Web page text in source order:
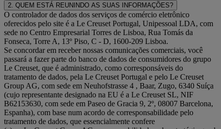
2. QUEM ESTÁ REUNINDO AS SUAS INFORMAÇÕES?
O controlador de dados dos serviços de comércio eletrônico
oferecidos pelo site é a Le Creuset Portugal, Unipessoal LDA, com
sede no Centro Empresarial Torres de Lisboa, Rua Tomás da
Fonseca, Torre A, 13º Piso, C - D, 1600-209 Lisboa.
Se concordar em receber nossas comunicações comerciais, você
passará a fazer parte do banco de dados de consumidores do grupo
Le Creuset, que é administrado, como corresponsáveis do
tratamento de dados, pela Le Creuset Portugal e pelo Le Creuset
Group AG, com sede em Neuhofstrasse 4 , Baar, Zugo, 6340 Suíça
(cujo representante designado na EU é a Le Creuset SL, NIF
B62153630, com sede em Paseo de Gracia 9, 2º, 08007 Barcelona,
Espanha), com base num acordo de corresponsabilidade pelo
tratamento de dados, que essencialmente confere